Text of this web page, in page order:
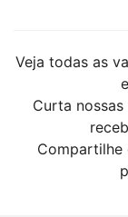
Veja todas as
Curta
Compartilhe